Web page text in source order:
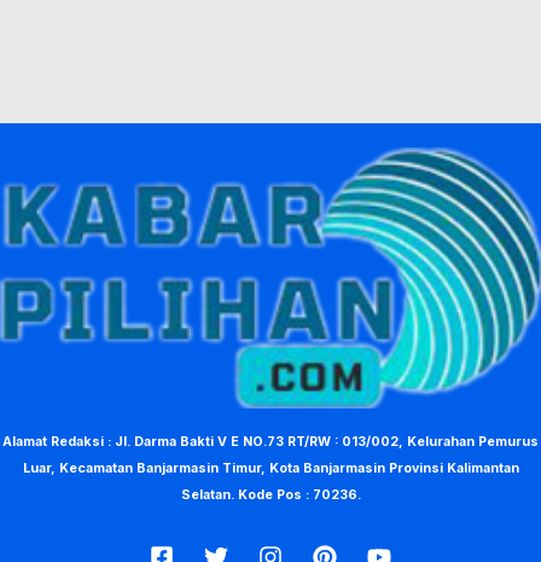
Alamat Redaksi : Jl. Darma Bakti V E NO.73 RT/RW : 013/002, Kelurahan Pemurus
Luar, Kecamatan Banjarmasin Timur, Kota Banjarmasin Provinsi Kalimantan
Selatan. Kode Pos : 70236.